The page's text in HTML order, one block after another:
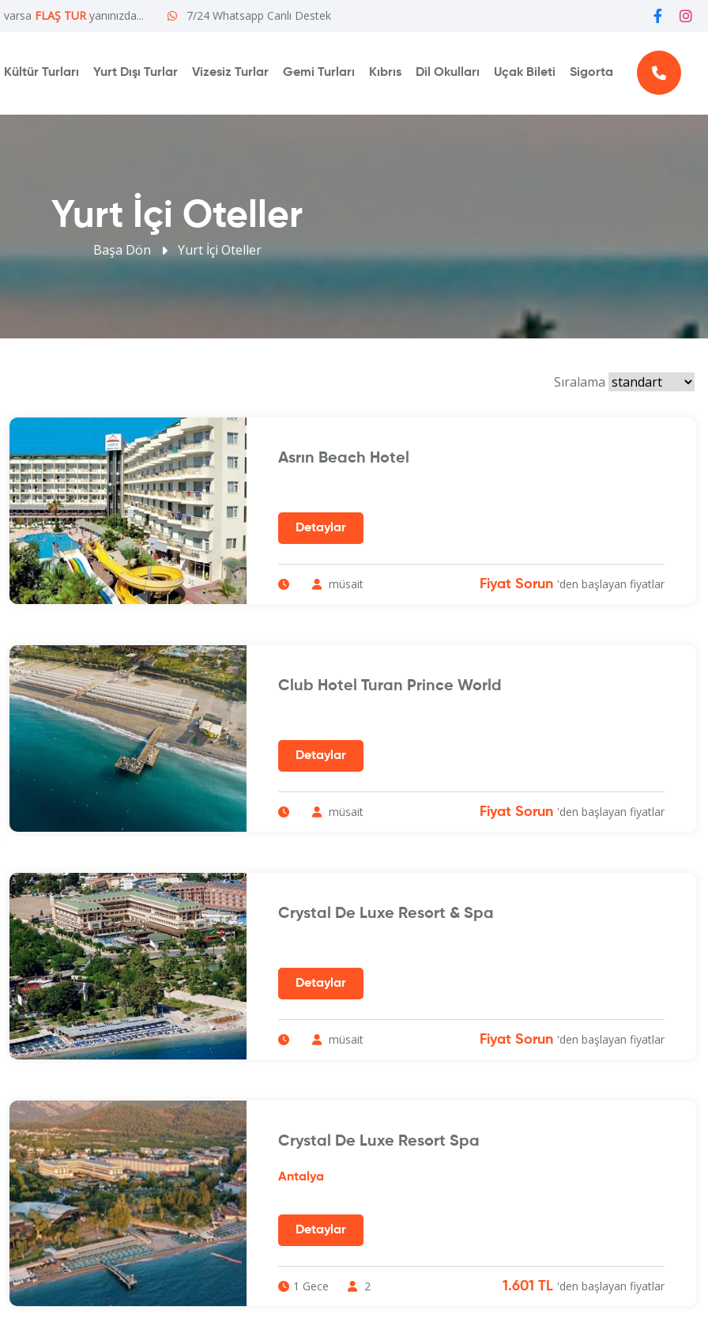
varsa FLAŞ TURyanınızda... 7/24 Whatsapp Canlı Destek
Kültür Turları Yurt Dışı Turlar Vizesiz Turlar Gemi Turları Kıbrıs Dil Okulları Uçak Bileti Sigorta
Yurt İçi Oteller
Başa Dön Yurt İçi Oteller
Sıralama
Asrın Beach Hotel
müsait Fiyat Sorun 'den başlayan fiyatlar
Club Hotel Turan Prince World
müsait Fiyat Sorun 'den başlayan fiyatlar
Crystal De Luxe Resort & Spa
müsait Fiyat Sorun 'den başlayan fiyatlar
Crystal De Luxe Resort Spa
Antalya
1 Gece 2 1.601 TL 'den başlayan fiyatlar